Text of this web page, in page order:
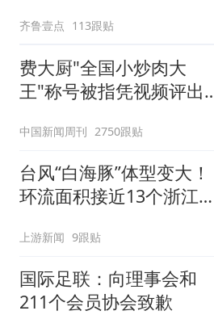
齐鲁壹点 113跟贴
费大厨"全国小炒肉大
王"称号被指凭视频评出
中国新闻周刊 2750跟贴
台风“白海豚”体型变大！
环流面积接近13个浙江那
上游新闻 9跟贴
国际足联：向理事会和
211个会员协会致歉